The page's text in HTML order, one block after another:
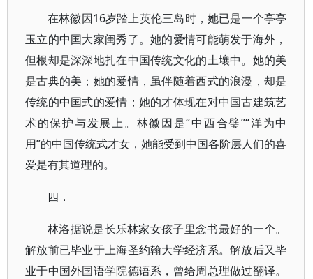
在林徽因16岁踏上英伦三岛时，她已是一个亭亭
玉立的中国大家闺秀了。她的爱情可能萌发于海外，
但根却是深深地扎在中国传统文化的土壤中。她的美
是古典的美；她的爱情，虽伴随着西式的浪漫，却是
传统的中国式的爱情；她的才体现在对中国古建筑艺
术的保护与发展上。林徽因是“中西合璧”“洋为中
用”的中国传统式才女，她能受到中国各阶层人们的喜
爱是有其道理的。
四．
林洛据说是长乐林家女孩子里念书最好的一个。
解放前已毕业于上海圣约翰大学经济系。解放后又毕
业于中国外国语学院德语系，曾给周总理做过翻译。